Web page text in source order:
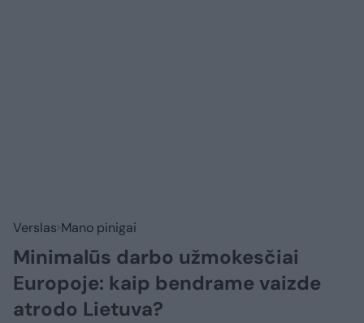
Verslas Mano pinigai
Minimalūs darbo užmokesčiai
Europoje: kaip bendrame vaizde
atrodo Lietuva?